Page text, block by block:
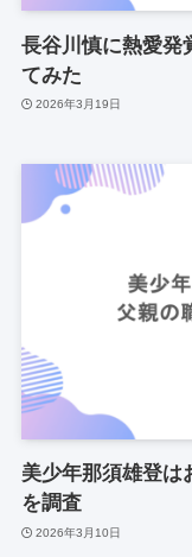
長谷川慎に熱愛発
てみた
2026年3月19日
美少年那須雄登は
を調査
2026年3月10日